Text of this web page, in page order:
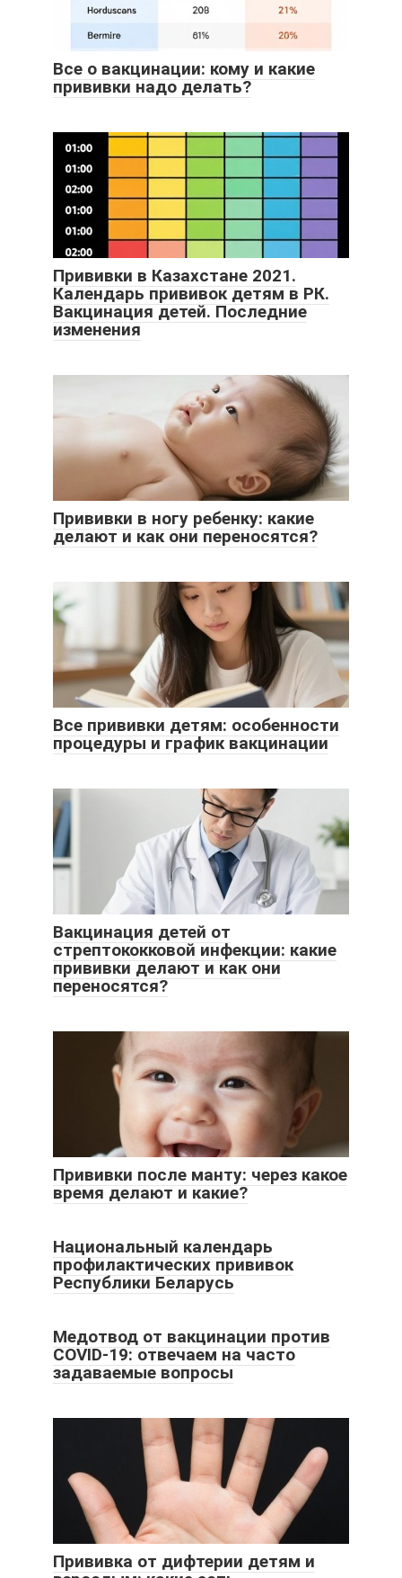
Все о вакцинации: кому и какие
прививки надо делать?
Прививки в Казахстане 2021.
Календарь прививок детям в РК.
Вакцинация детей. Последние
изменения
Прививки в ногу ребенку: какие
делают и как они переносятся?
Все прививки детям: особенности
процедуры и график вакцинации
Вакцинация детей от
стрептококковой инфекции: какие
прививки делают и как они
переносятся?
Прививки после манту: через какое
время делают и какие?
Национальный календарь
профилактических прививок
Республики Беларусь
Медотвод от вакцинации против
COVID-19: отвечаем на часто
задаваемые вопросы
Прививка от дифтерии детям и